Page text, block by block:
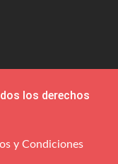
los derechos
y Condiciones